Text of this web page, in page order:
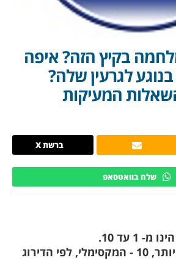
בקיץ הזה? איפה
לגרעין שלה?
המעיקות
ברשת X
שלח בוואטסאפ
1 עד 10.
1 - האיום הנמוך ביותר, 10 - המקסימלי, לפי הדירוג